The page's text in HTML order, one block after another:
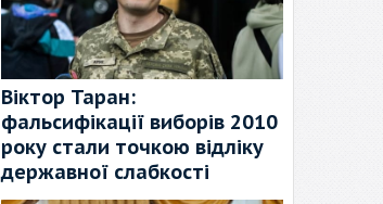
Віктор Таран:
фальсифікації виборів 2010
року стали точкою відліку
державної слабкості